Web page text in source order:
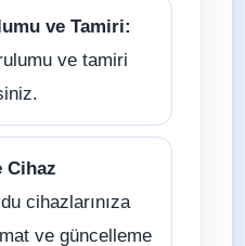
ve Tamiri:
ve tamiri
Cihaz
cihazlarınıza
ve güncelleme